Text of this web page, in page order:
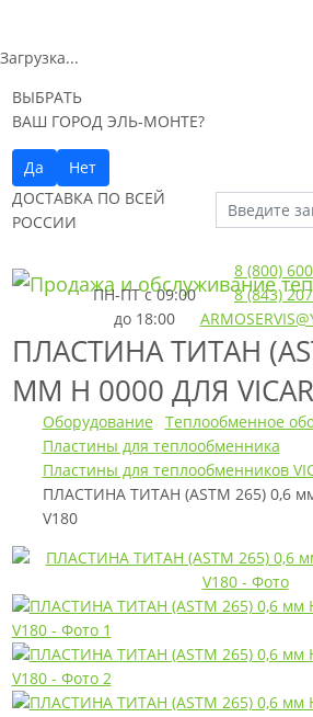
Загрузка...
ВЫБРАТЬ
ВАШ ГОРОД ЭЛЬ-МОНТЕ?
Да
Нет
ДОСТАВКА ПО ВСЕЙ
РОССИИ
ПН-ПТс 09:00
до 18:00
8 (800)
8 (843)
ПЛАСТИНА ТИТАН
ММ H 0000 ДЛЯ
Оборудование
Теплообменное
Пластины для теплообменника
Пластины для теплообменников
ПЛАСТИНА ТИТАН (ASTM 265) 0,6
V180